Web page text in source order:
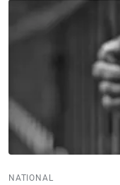
NATIONAL